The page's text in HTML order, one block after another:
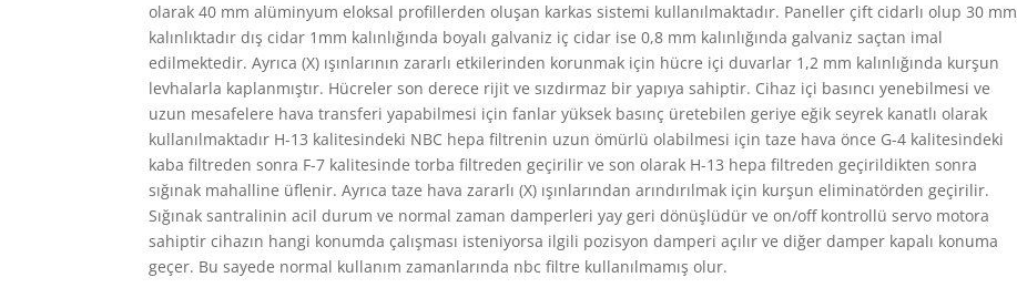
olarak 40 mm alüminyum eloksal profillerden oluşan karkas sistemi kullanılmaktadır. Paneller çift cidarlı olup 30 mm
kalınlıktadır dış cidar 1mm kalınlığında boyalı galvaniz iç cidar ise 0,8 mm kalınlığında galvaniz saçtan imal
edilmektedir. Ayrıca (X) ışınlarının zararlı etkilerinden korunmak için hücre içi duvarlar 1,2 mm kalınlığında kurşun
levhalarla kaplanmıştır. Hücreler son derece rijit ve sızdırmaz bir yapıya sahiptir. Cihaz içi basıncı yenebilmesi ve
uzun mesafelere hava transferi yapabilmesi için fanlar yüksek basınç üretebilen geriye eğik seyrek kanatlı olarak
kullanılmaktadır H-13 kalitesindeki NBC hepa filtrenin uzun ömürlü olabilmesi için taze hava önce G-4 kalitesindeki
kaba filtreden sonra F-7 kalitesinde torba filtreden geçirilir ve son olarak H-13 hepa filtreden geçirildikten sonra
sığınak mahalline üflenir. Ayrıca taze hava zararlı (X) ışınlarından arındırılmak için kurşun eliminatörden geçirilir.
Sığınak santralinin acil durum ve normal zaman damperleri yay geri dönüşlüdür ve on/off kontrollü servo motora
sahiptir cihazın hangi konumda çalışması isteniyorsa ilgili pozisyon damperi açılır ve diğer damper kapalı konuma
geçer. Bu sayede normal kullanım zamanlarında nbc filtre kullanılmamış olur.